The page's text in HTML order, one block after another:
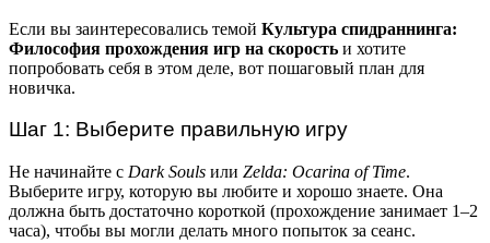
Если вы заинтересовались темой Культура спидраннинга:
Философия прохождения игр на скорость и хотите
попробовать себя в этом деле, вот пошаговый план для
новичка.
Шаг 1: Выберите правильную игру
Не начинайте с Dark Souls или Zelda: Ocarina of Time.
Выберите игру, которую вы любите и хорошо знаете. Она
должна быть достаточно короткой (прохождение занимает 1–2
часа), чтобы вы могли делать много попыток за сеанс.